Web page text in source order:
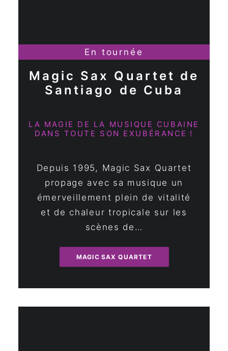
En tournée
Magic Sax Quartet de
Santiago de Cuba
LA MAGIE DE LA MUSIQUE CUBAINE
DANS TOUTE SON EXUBÉRANCE !
Depuis 1995, Magic Sax Quartet
propage avec sa musique un
émerveillement plein de vitalité
et de chaleur tropicale sur les
scènes de…
MAGIC SAX QUARTET